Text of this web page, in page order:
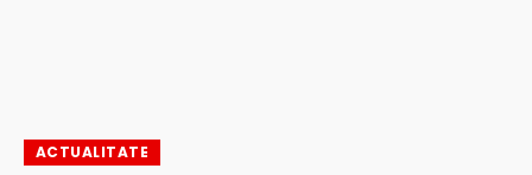
ACTUALITATE